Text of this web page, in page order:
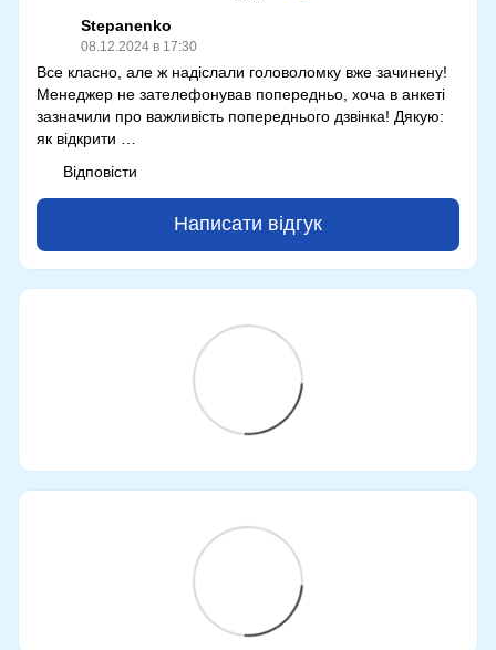
Stepanenko
08.12.2024 в 17:30
Все класно, але ж надіслали головоломку вже зачинену!
Менеджер не зателефонував попередньо, хоча в анкеті
зазначили про важливість попереднього дзвінка! Дякую:
як відкрити …
Відповісти
Написати відгук